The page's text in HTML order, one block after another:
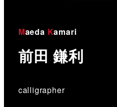
Maeda Kamari
前田 鎌利
calligrapher